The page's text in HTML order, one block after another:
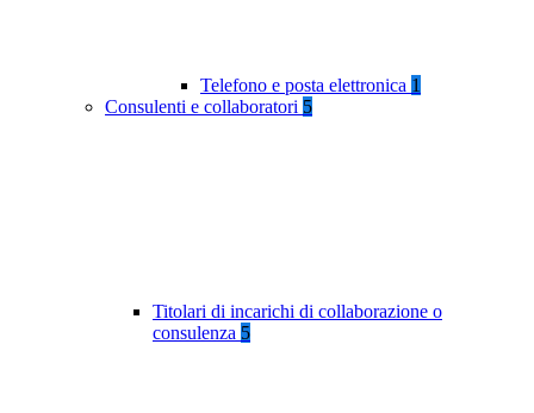
Telefono e posta elettronica 1
Consulenti e collaboratori 5
Titolari di incarichi di collaborazione o
consulenza 5